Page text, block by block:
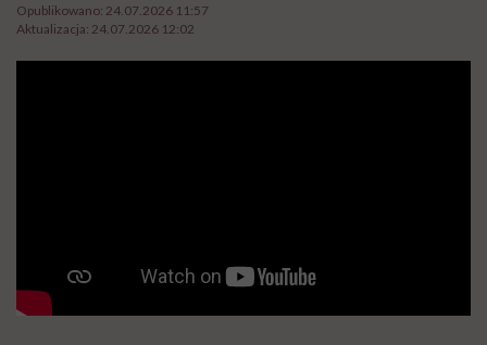
Opublikowano: 24.07.2026 11:57
Aktualizacja: 24.07.2026 12:02